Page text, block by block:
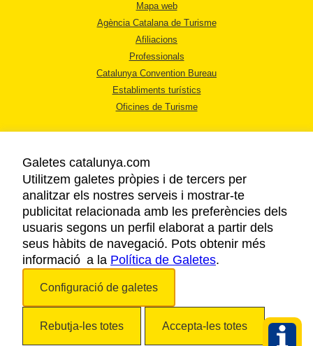
Mapa web
Agència Catalana de Turisme
Afiliacions
Professionals
Catalunya Convention Bureau
Establiments turístics
Oficines de Turisme
AVÍS LEGAL
POLÍTICA DE PRIVACITAT
COOKIES
ACCESSIBILITAT
Galetes catalunya.com
Utilitzem galetes pròpies i de tercers per
analitzar els nostres serveis i mostrar-te
publicitat relacionada amb les preferències dels
usuaris segons un perfil elaborat a partir dels
seus hàbits de navegació. Pots obtenir més
informació a la Política de Galetes.
Configuració de galetes
Rebutja-les totes Accepta-les totes